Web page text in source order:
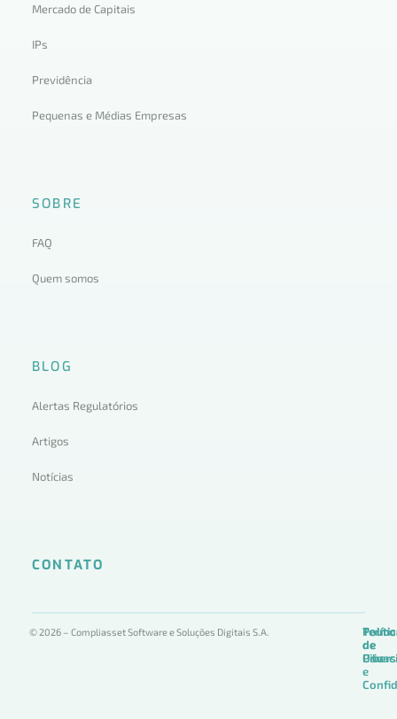
Mercado de Capitais
IPs
Previdência
Pequenas e Médias Empresas
SOBRE
FAQ
Quem somos
BLOG
Alertas Regulatórios
Artigos
Notícias
CONTATO
© 2026 – Compliasset Software e Soluções Digitais S.A.
de
Uso
de
de
e